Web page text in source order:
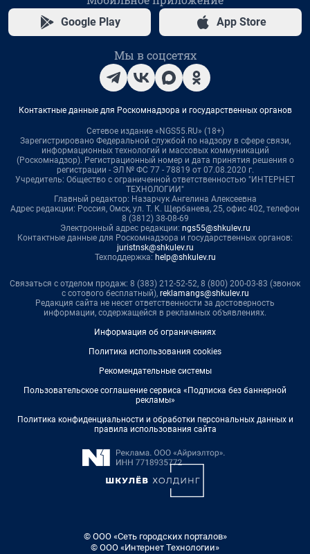
Google Play App Store
Мы в соцсетях
Контактные данные для Роскомнадзора и государственных органов
Сетевое издание «NGS55.RU» (18+)
Зарегистрировано Федеральной службой по надзору в сфере связи,
информационных технологий и массовых коммуникаций
(Роскомнадзор). Регистрационный номер и дата принятия решения о
регистрации - ЭЛ № ФС 77 - 78819 от 07.08.2020 г.
Учредитель: Общество с ограниченной ответственностью "ИНТЕРНЕТ
ТЕХНОЛОГИИ"
Главный редактор: Назарчук Ангелина Алексеевна
Адрес редакции: Россия, Омск, ул. Т. К. Щербанева, 25, офис 402, телефон
8 (3812) 38-08-69
Электронный адрес редакции: ngs55@shkulev.ru
Контактные данные для Роскомнадзора и государственных органов:
juristnsk@shkulev.ru
Техподдержка: help@shkulev.ru
Связаться с отделом продаж: 8 (383) 212-52-52, 8 (800) 200-03-83 (звонок
с сотового бесплатный), reklamangs@shkulev.ru
Редакция сайта не несет ответственности за достоверность
информации, содержащейся в рекламных объявлениях.
Информация об ограничениях
Политика использования cookies
Рекомендательные системы
Пользовательское соглашение сервиса «Подписка без баннерной
рекламы»
Политика конфиденциальности и обработки персональных данных и
правила использования сайта
© ООО «Сеть городских порталов»
© ООО «Интернет Технологии»